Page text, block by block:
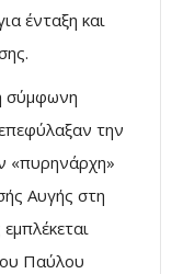
ένταξη και
σύμφωνη
την
«πυρηνάρχη»
Αυγής στη
Παύλου